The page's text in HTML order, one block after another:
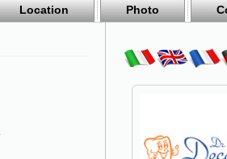
Location Photo